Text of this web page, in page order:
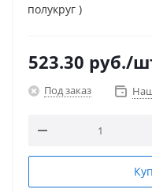
полукруг )
523.30 руб./
Под заказ